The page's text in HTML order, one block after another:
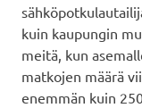
kuin kaupungin
meitä, kun
matkojen määrä
enemmän kuin